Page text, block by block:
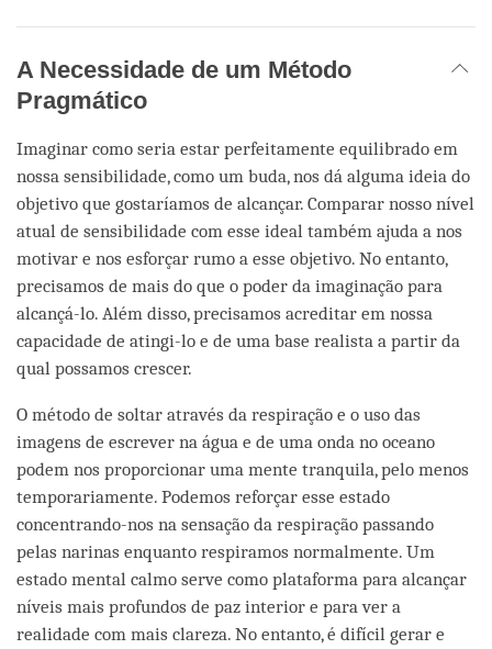
A Necessidade de um Método
Pragmático
Imaginar como seria estar perfeitamente equilibrado em
nossa sensibilidade, como um buda, nos dá alguma ideia do
objetivo que gostaríamos de alcançar. Comparar nosso nível
atual de sensibilidade com esse ideal também ajuda a nos
motivar e nos esforçar rumo a esse objetivo. No entanto,
precisamos de mais do que o poder da imaginação para
alcançá-lo. Além disso, precisamos acreditar em nossa
capacidade de atingi-lo e de uma base realista a partir da
qual possamos crescer.
O método de soltar através da respiração e o uso das
imagens de escrever na água e de uma onda no oceano
podem nos proporcionar uma mente tranquila, pelo menos
temporariamente. Podemos reforçar esse estado
concentrando-nos na sensação da respiração passando
pelas narinas enquanto respiramos normalmente. Um
estado mental calmo serve como plataforma para alcançar
níveis mais profundos de paz interior e para ver a
realidade com mais clareza. No entanto, é difícil gerar e